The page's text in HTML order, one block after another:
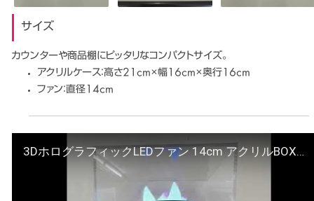
サイズ
カウンターや商品棚にピッタリなコンパクトサイズ。
アクリルケース：高さ21cm×幅16cm×奥行16cm
ファン：直径14cm
3DホログラフィックLEDファン 14cm アクリルBOX付 【田中印刷所】